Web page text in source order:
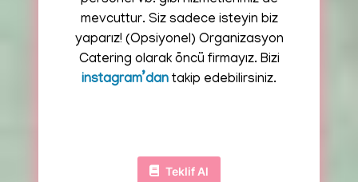
mevcuttur. Siz sadece isteyin biz
yaparız! (Opsiyonel) Organizasyon
Catering olarak öncü firmayız. Bizi
instagram’dan takip edebilirsiniz.
Teklif Al